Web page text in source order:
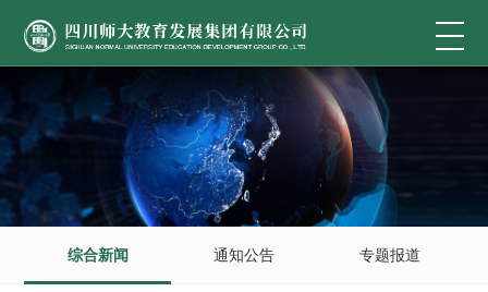
综合新闻 通知公告 专题报道